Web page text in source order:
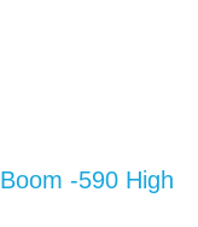
-590 High